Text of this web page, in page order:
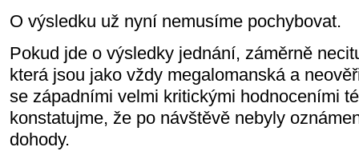
O výsledku už nyní nemusíme pochybovat.
Pokud jde o výsledky jednání, záměrně
která jsou jako vždy megalomanská a
se západními velmi kritickými hodnoceními
konstatujme, že po návštěvě nebyly
dohody.